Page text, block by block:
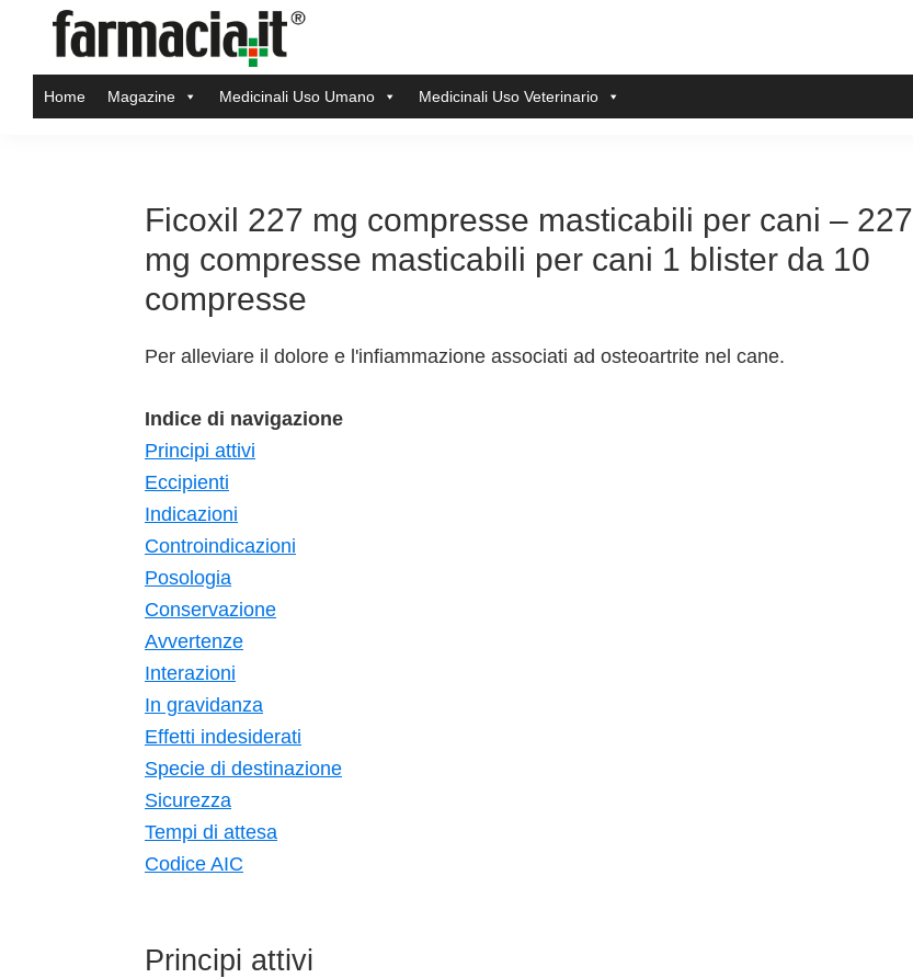
primary
main
primary
footerFarmacia.it
magazine
Home Magazine Medicinali Uso Umano Medicinali Uso Veterinario
Ficoxil 227 mg compresse masticabili per cani – 227
mg compresse masticabili per cani 1 blister da 10
compresse
Per alleviare il dolore e l'infiammazione associati ad osteoartrite nel cane.
Indice di navigazione
Principi attivi
Eccipienti
Indicazioni
Controindicazioni
Posologia
Conservazione
Avvertenze
Interazioni
In gravidanza
Effetti indesiderati
Specie di destinazione
Sicurezza
Tempi di attesa
Codice AIC
Principi attivi